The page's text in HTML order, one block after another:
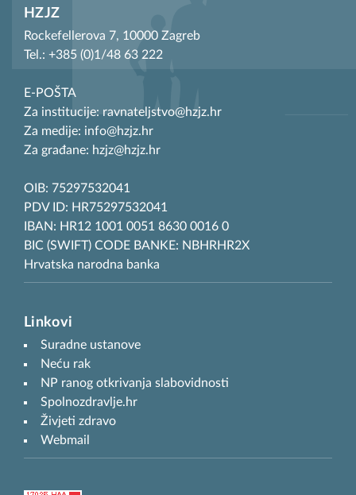
HZJZ
Rockefellerova 7, 10000 Zagreb
Tel.: +385 (0)1/48 63 222
E-POŠTA
Za institucije: ravnateljstvo@hzjz.hr
Za medije: info@hzjz.hr
Za građane: hzjz@hzjz.hr
OIB: 75297532041
PDV ID: HR75297532041
IBAN: HR12 1001 0051 8630 0016 0
BIC (SWIFT) CODE BANKE: NBHRHR2X
Hrvatska narodna banka
Linkovi
Suradne ustanove
Neću rak
NP ranog otkrivanja slabovidnosti
Spolnozdravlje.hr
Živjeti zdravo
Webmail